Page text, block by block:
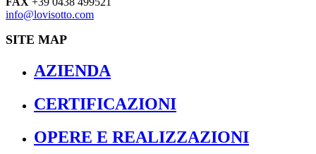
info@lovisotto.com
SITE MAP
AZIENDA
CERTIFICAZIONI
OPERE E REALIZZAZIONI